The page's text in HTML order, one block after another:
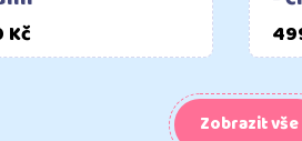
KčCena
Zobrazit vše